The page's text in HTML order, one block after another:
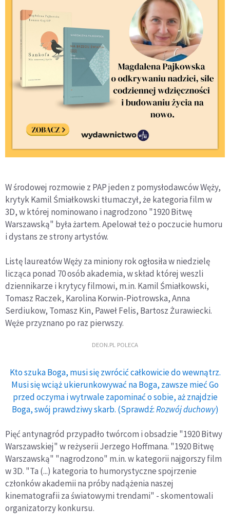
W środowej rozmowie z PAP jeden z pomysłodawców Węży,
krytyk Kamil Śmiałkowski tłumaczył, że kategoria film w
3D, w której nominowano i nagrodzono "1920 Bitwę
Warszawską" była żartem. Apelował też o poczucie humoru
i dystans ze strony artystów.
Listę laureatów Węży za miniony rok ogłosiła w niedzielę
licząca ponad 70 osób akademia, w skład której weszli
dziennikarze i krytycy filmowi, m.in. Kamil Śmiałkowski,
Tomasz Raczek, Karolina Korwin-Piotrowska, Anna
Serdiukow, Tomasz Kin, Paweł Felis, Bartosz Żurawiecki.
Węże przyznano po raz pierwszy.
DEON.PL POLECA
Kto szuka Boga, musi się zwrócić całkowicie do wewnątrz.
Musi się wciąż ukierunkowywać na Boga, zawsze mieć Go
przed oczyma i wytrwale zapominać o sobie, aż znajdzie
Boga, swój prawdziwy skarb. (Sprawdź:Rozwój duchowy)
Pięć antynagród przypadło twórcom i obsadzie "1920 Bitwy
Warszawskiej" w reżyserii Jerzego Hoffmana. "1920 Bitwę
Warszawską" "nagrodzono" m.in. w kategorii najgorszy film
w 3D. "Ta (...) kategoria to humorystyczne spojrzenie
członków akademii na próby nadążenia naszej
kinematografii za światowymi trendami" - skomentowali
organizatorzy konkursu.